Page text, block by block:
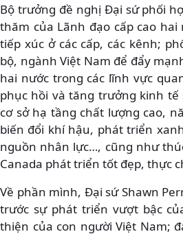
Bộ trưởng đề nghị Đại sứ phối
thăm của Lãnh đạo cấp cao
tiếp xúc ở các cấp, các kênh;
bộ, ngành Việt Nam để đẩy
hai nước trong các lĩnh vực
phục hồi và tăng trưởng kinh tế
cơ sở hạ tầng chất lượng cao,
biến đổi khí hậu, phát triển
nguồn nhân lực…, cũng như
Canada phát triển tốt đẹp, thực
Về phần mình, Đại sứ Shawn
trước sự phát triển vượt bậc
thiện của con người Việt Nam;